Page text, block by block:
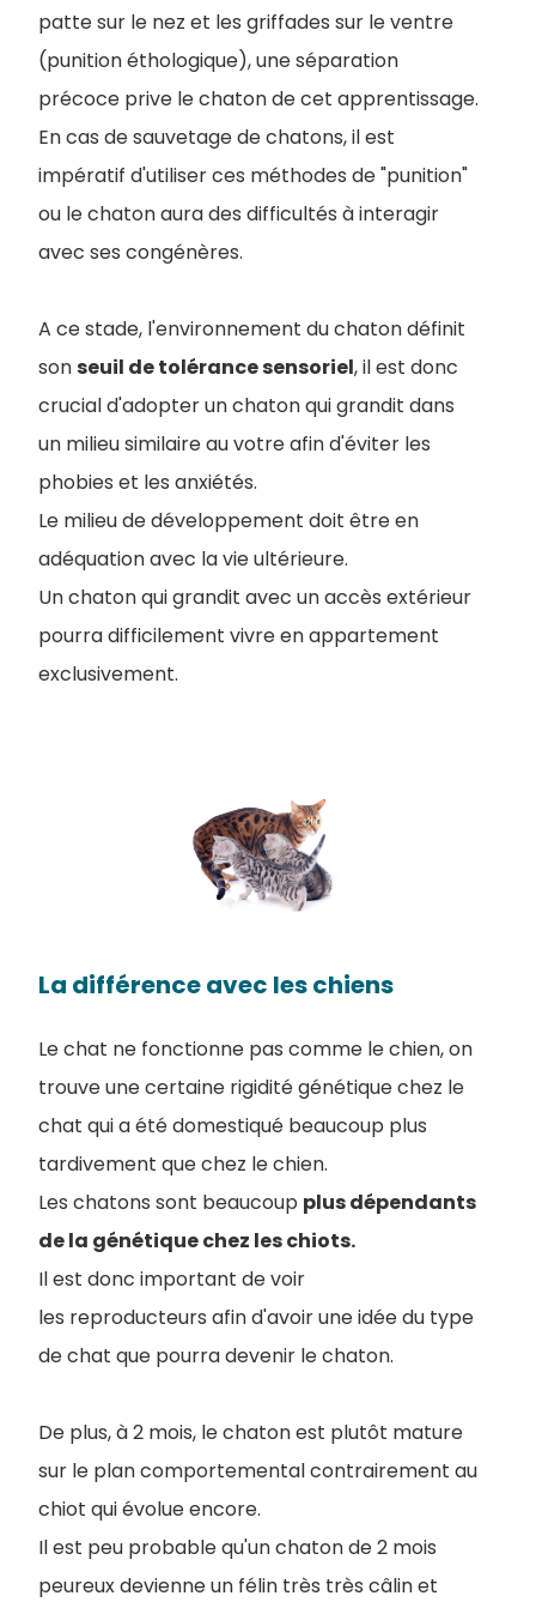
patte sur le nez et les griffades sur le ventre
(punition éthologique), une séparation
précoce prive le chaton de cet apprentissage.
En cas de sauvetage de chatons, il est
impératif d'utiliser ces méthodes de "punition"
ou le chaton aura des difficultés à interagir
avec ses congénères.
A ce stade, l'environnement du chaton définit
sonseuil de tolérance sensoriel, il est donc
crucial d'adopter un chaton qui grandit dans
un milieu similaire au votre afin d'éviter les
phobies et les anxiétés.
Le milieu de développement doit être en
adéquation avec la vie ultérieure.
Un chaton qui grandit avec un accès extérieur
pourra difficilement vivre en appartement
exclusivement.
La différence avec les chiens
Le chat ne fonctionne pas comme le chien, on
trouve une certaine rigidité génétique chez le
chat qui a été domestiqué beaucoup plus
tardivement que chez le chien.
Les chatons sont beaucoup plus dépendants
de la génétique chez les chiots.
Il est donc important de voir
les reproducteurs afin d'avoir une idée du type
de chat que pourra devenir le chaton.
De plus, à 2 mois, le chaton est plutôt mature
sur le plan comportemental contrairement au
chiot qui évolue encore.
Il est peu probable qu'un chaton de 2 mois
peureux devienne un félin très très câlin et